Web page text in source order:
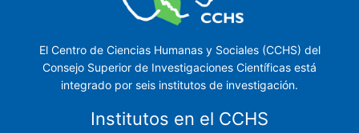
El Centro de Ciencias Humanas y Sociales (CCHS) del
Consejo Superior de Investigaciones Científicas está
integrado por seis institutos de investigación.
Institutos en el CCHS